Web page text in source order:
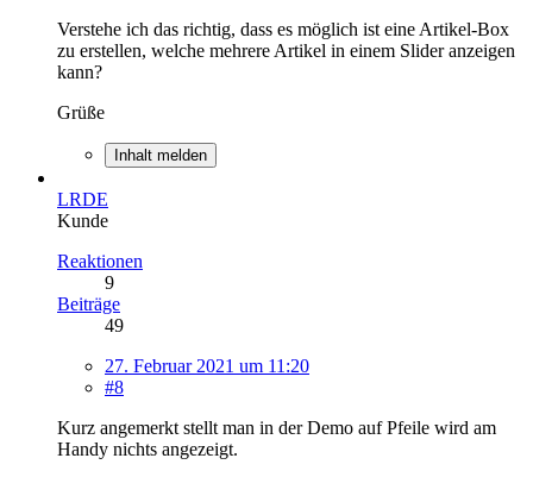
Verstehe ich das richtig, dass es möglich ist eine Artikel-Box
zu erstellen, welche mehrere Artikel in einem Slider anzeigen
kann?
Grüße
Inhalt melden
LRDE
Kunde
Reaktionen
9
Beiträge
49
27. Februar 2021 um 11:20
#8
Kurz angemerkt stellt man in der Demo auf Pfeile wird am
Handy nichts angezeigt.